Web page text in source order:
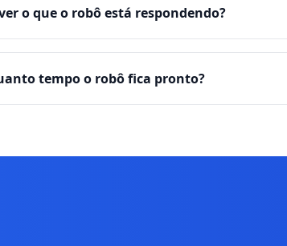
o que o robô está respondendo?
tempo o robô fica pronto?